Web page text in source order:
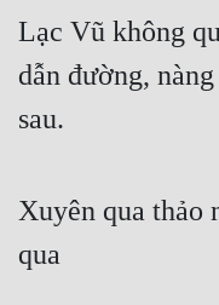
Lạc Vũ không
dẫn đường,
sau.
Xuyên qua thảo
qua